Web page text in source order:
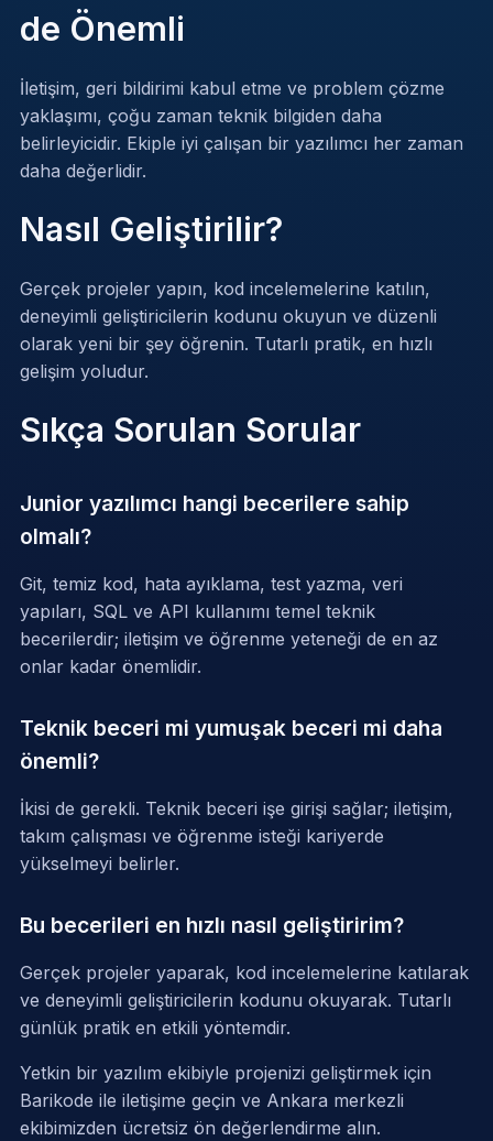
de Önemli
İletişim, geri bildirimi kabul etme ve problem çözme
yaklaşımı, çoğu zaman teknik bilgiden daha
belirleyicidir. Ekiple iyi çalışan bir yazılımcı her zaman
daha değerlidir.
Nasıl Geliştirilir?
Gerçek projeler yapın, kod incelemelerine katılın,
deneyimli geliştiricilerin kodunu okuyun ve düzenli
olarak yeni bir şey öğrenin. Tutarlı pratik, en hızlı
gelişim yoludur.
Sıkça Sorulan Sorular
Junior yazılımcı hangi becerilere sahip
olmalı?
Git, temiz kod, hata ayıklama, test yazma, veri
yapıları, SQL ve API kullanımı temel teknik
becerilerdir; iletişim ve öğrenme yeteneği de en az
onlar kadar önemlidir.
Teknik beceri mi yumuşak beceri mi daha
önemli?
İkisi de gerekli. Teknik beceri işe girişi sağlar; iletişim,
takım çalışması ve öğrenme isteği kariyerde
yükselmeyi belirler.
Bu becerileri en hızlı nasıl geliştiririm?
Gerçek projeler yaparak, kod incelemelerine katılarak
ve deneyimli geliştiricilerin kodunu okuyarak. Tutarlı
günlük pratik en etkili yöntemdir.
Yetkin bir yazılım ekibiyle projenizi geliştirmek için
Barikode ile iletişime geçin ve Ankara merkezli
ekibimizden ücretsiz ön değerlendirme alın.